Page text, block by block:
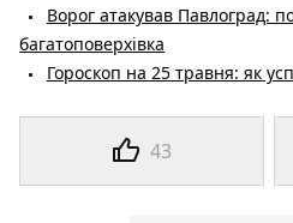
43
Ворог атакував Павлоград:
багатоповерхівка
Гороскоп на 25 травня: як